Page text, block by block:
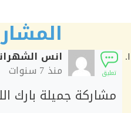
انس الشهراني:
منذ
جميلة بارك الله